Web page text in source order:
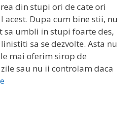
din stupi ori de cate ori
acest. Dupa cum bine stii, nu
sa umbli in stupi foarte des,
sa se dezvolte. Asta nu
mai oferim sirop de
sau nu ii controlam daca